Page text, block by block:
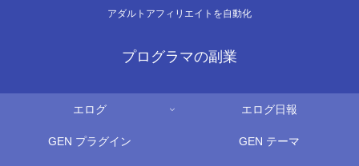
アダルトアフィリエイトを自動化
プログラマの副業
エログ エログ日報
GEN プラグイン GEN テーマ